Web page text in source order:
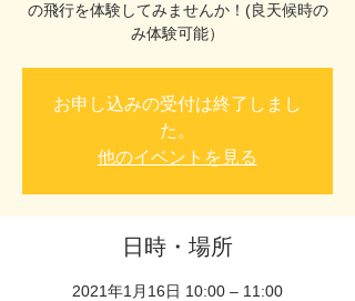
の飛行を体験してみませんか！(良天候時の
み体験可能）
お申し込みの受付は終了しまし
た。
他のイベントを見る
日時・場所
2021年1月16日 10:00 – 11:00